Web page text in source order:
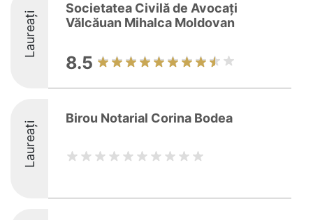
Laureați
Societatea Civilă de Avocați
Vălcăuan Mihalca Moldovan
8.5
Laureați
Birou Notarial Corina Bodea